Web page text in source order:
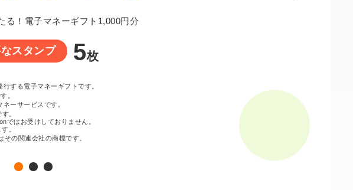
る！電子マネーギフト1,000円分
スタンプ 5枚
する電子マネーギフトです。
。
ーサービスです。
。
ではお受けしておりません。
。
の関連会社の商標です。